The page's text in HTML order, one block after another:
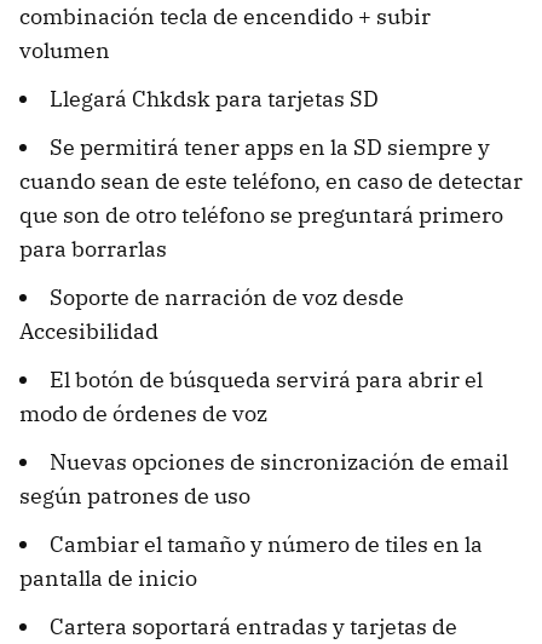
combinación tecla de encendido + subir
volumen
Llegará Chkdsk para tarjetas SD
Se permitirá tener apps en la SD siempre y
cuando sean de este teléfono, en caso de detectar
que son de otro teléfono se preguntará primero
para borrarlas
Soporte de narración de voz desde
Accesibilidad
El botón de búsqueda servirá para abrir el
modo de órdenes de voz
Nuevas opciones de sincronización de email
según patrones de uso
Cambiar el tamaño y número de tiles en la
pantalla de inicio
Cartera soportará entradas y tarjetas de